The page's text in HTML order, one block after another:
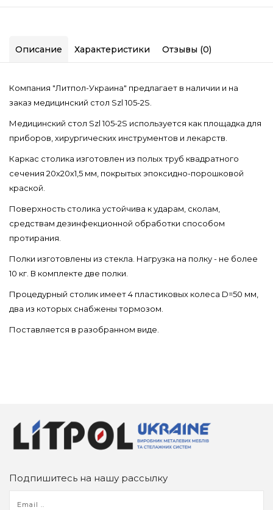
Описание Характеристики Отзывы (0)
Компания "Литпол-Украина" предлагает в наличии и на
заказ медицинский стол Szl 105-2S.
Медицинский стол Szl 105-2S используется как площадка для
приборов, хирургических инструментов и лекарств.
Каркас столика изготовлен из полых труб квадратного
сечения 20х20х1,5 мм, покрытых эпоксидно-порошковой
краской.
Поверхность столика устойчива к ударам, сколам,
средствам дезинфекционной обработки способом
протирания.
Полки изготовлены из стекла. Нагрузка на полку - не более
10 кг. В комплекте две полки.
Процедурный столик имеет 4 пластиковых колеса D=50 мм,
два из которых снабжены тормозом.
Поставляется в разобранном виде.
Подпишитесь на нашу рассылку